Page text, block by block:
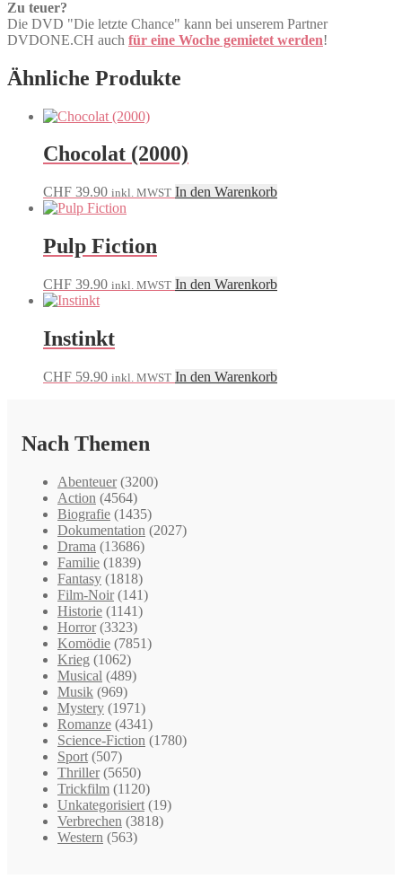
Zu teuer?
Die DVD "Die letzte Chance" kann bei unserem Partner
DVDONE.CH auch für eine Woche gemietet werden!
Ähnliche Produkte
Chocolat (2000)
CHF 39.90 inkl. MWST In den Warenkorb
Pulp Fiction
CHF 39.90 inkl. MWST In den Warenkorb
Instinkt
CHF 59.90 inkl. MWST In den Warenkorb
Nach Themen
Abenteuer (3200)
Action (4564)
Biografie (1435)
Dokumentation (2027)
Drama (13686)
Familie (1839)
Fantasy (1818)
Film-Noir (141)
Historie (1141)
Horror (3323)
Komödie (7851)
Krieg (1062)
Musical (489)
Musik (969)
Mystery (1971)
Romanze (4341)
Science-Fiction (1780)
Sport (507)
Thriller (5650)
Trickfilm (1120)
Unkategorisiert (19)
Verbrechen (3818)
Western (563)